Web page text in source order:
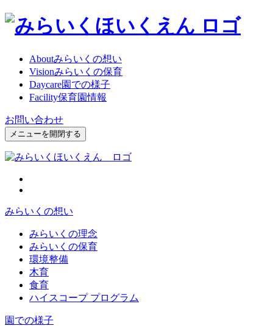
Aboutみらいくの想い
Visionみらいくの保育
Daycare園での様子
Facility保育園情報
お問い合わせ
メニューを開閉する
みらいくの想い
みらいくの理念
みらいくの保育
環境整備
木育
食育
ハイスコープ プログラム
園での様子